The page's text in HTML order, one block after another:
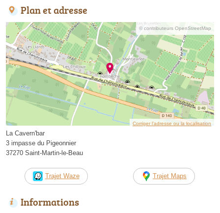
Plan et adresse
© contributeurs OpenStreetMap
Corriger l’adresse ou la localisation
La Cavern'bar
3 impasse du Pigeonnier
37270 Saint-Martin-le-Beau
Trajet Waze Trajet Maps
Informations